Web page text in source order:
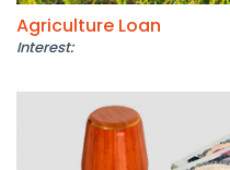
Agriculture Loan
Interest: